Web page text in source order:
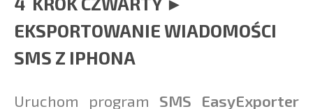
EKSPORTOWANIE WIADOMOŚCI
SMS Z IPHONA
Uruchom program SMS EasyExporter